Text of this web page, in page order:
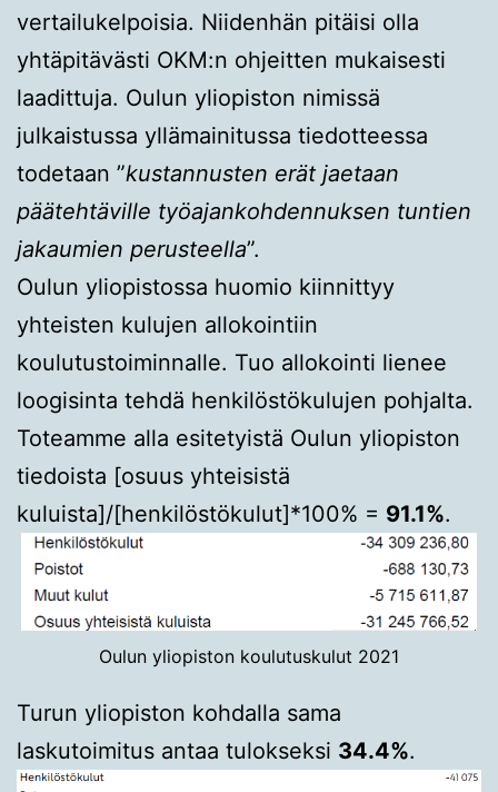
vertailukelpoisia. Niidenhän pitäisi olla
yhtäpitävästi OKM:n ohjeitten mukaisesti
laadittuja. Oulun yliopiston nimissä
julkaistussa yllämainitussa tiedotteessa
todetaan ”kustannusten erät jaetaan
päätehtäville työajankohdennuksen tuntien
jakaumien perusteella”.
Oulun yliopistossa huomio kiinnittyy
yhteisten kulujen allokointiin
koulutustoiminnalle. Tuo allokointi lienee
loogisinta tehdä henkilöstökulujen pohjalta.
Toteamme alla esitetyistä Oulun yliopiston
tiedoista [osuus yhteisistä
kuluista]/[henkilöstökulut]*100% = 91.1%.
Oulun yliopiston koulutuskulut 2021
Turun yliopiston kohdalla sama
laskutoimitus antaa tulokseksi 34.4%.